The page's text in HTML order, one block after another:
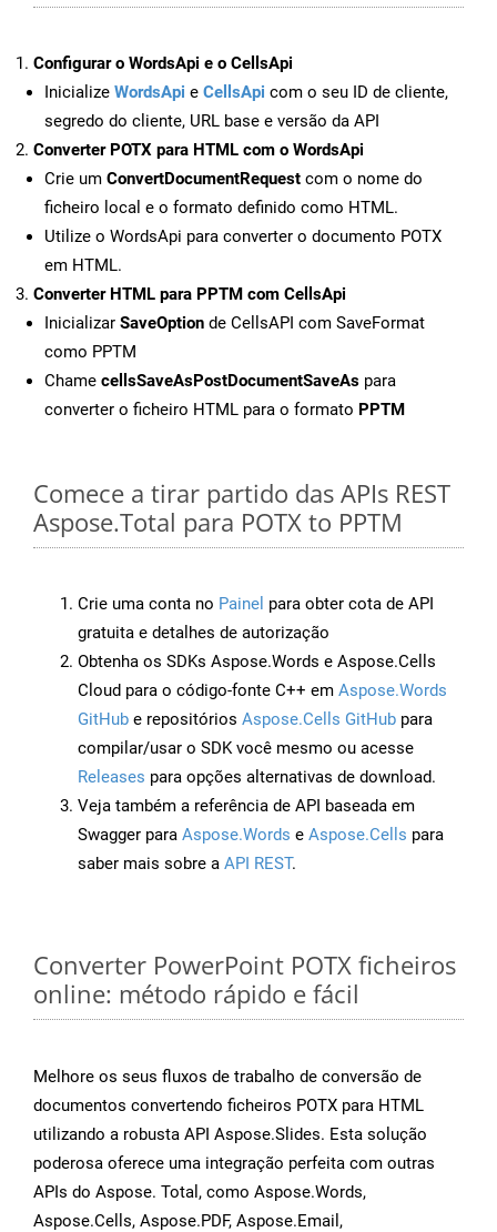
Configurar o WordsApi e o CellsApi
Inicialize WordsApi e CellsApi com o seu ID de cliente,
segredo do cliente, URL base e versão da API
Converter POTX para HTML com o WordsApi
Crie um ConvertDocumentRequest com o nome do
ficheiro local e o formato definido como HTML.
Utilize o WordsApi para converter o documento POTX
em HTML.
Converter HTML para PPTM com CellsApi
Inicializar SaveOption de CellsAPI com SaveFormat
como PPTM
Chame cellsSaveAsPostDocumentSaveAs para
converter o ficheiro HTML para o formato PPTM
Comece a tirar partido das APIs REST
Aspose.Total para POTX to PPTM
Crie uma conta no Painel para obter cota de API
gratuita e detalhes de autorização
Obtenha os SDKs Aspose.Words e Aspose.Cells
Cloud para o código-fonte C++ em Aspose.Words
GitHub e repositórios Aspose.Cells GitHub para
compilar/usar o SDK você mesmo ou acesse
Releases para opções alternativas de download.
Veja também a referência de API baseada em
Swagger para Aspose.Words e Aspose.Cells para
saber mais sobre a API REST.
Converter PowerPoint POTX ficheiros
online: método rápido e fácil
Melhore os seus fluxos de trabalho de conversão de
documentos convertendo ficheiros POTX para HTML
utilizando a robusta API Aspose.Slides. Esta solução
poderosa oferece uma integração perfeita com outras
APIs do Aspose. Total, como Aspose.Words,
Aspose.Cells, Aspose.PDF, Aspose.Email,